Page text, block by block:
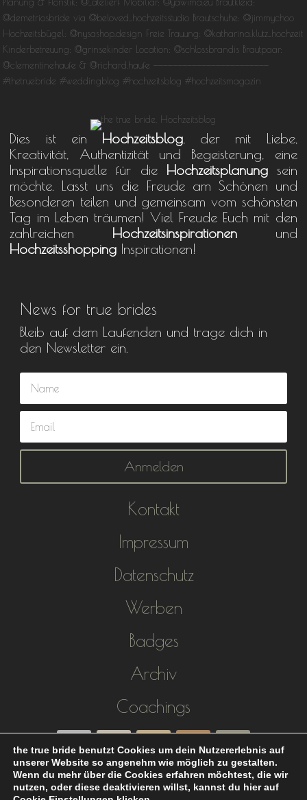
Dies ist ein Hochzeitsblog, der mit Liebe,
Kreativität, Authentizität und Begeisterung, eine
Inspirationsquelle für die Hochzeitsplanungsein
möchte. Lasst uns die Freude am Schönen und
Besonderen teilen und gemeinsam vom schönsten
Tag im Leben träumen! Viel Freude Euch mit den
zahlreichen Hochzeitsinspirationen und
Hochzeitsshopping Inspirationen!
News for true brides
Bleib auf dem Laufenden und trage dich in
den Newsletter ein.
Anmelden
Kontakt
Impressum
Datenschutz
Werben
Badges
Archiv
Coachings
the true bride benutzt Cookies um dein Nutzererlebnis auf
unserer Website so angenehm wie möglich zu gestalten.
Wenn du mehr über die Cookies erfahren möchtest, die wir
nutzen, oder diese deaktivieren willst, kannst du hier auf